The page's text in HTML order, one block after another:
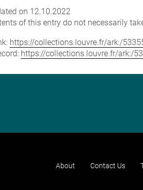
on 12.10.2022
of this entry do not necessarily
https://collections.louvre.fr/ark:/
https://collections.louvre.fr/ark:/
About Contact Us